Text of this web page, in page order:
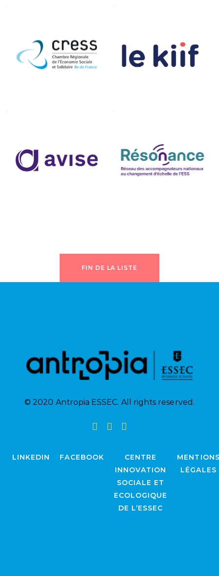
Résonance
FIN DE LA LISTE
© 2020 Antropia ESSEC. All rights reserved.
LINKEDIN FACEBOOK
CENTRE
INNOVATION
SOCIALE ET
ECOLOGIQUE
DE L’ESSEC
LÉGALES